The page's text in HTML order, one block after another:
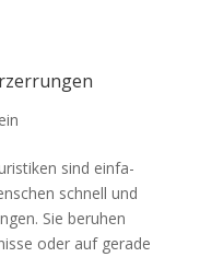
sind ein­fa­
schnell und
Sie beru­hen
oder auf gera­de